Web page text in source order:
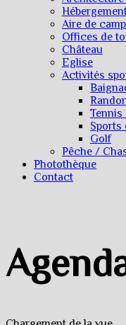
Aire de
Offices de
Château
Eglise
Activités
Tennis
Sports
Golf
Pêche /
Photothèque
Contact